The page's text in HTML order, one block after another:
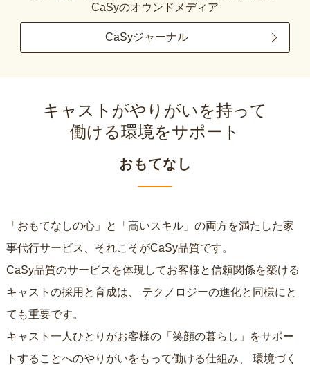
CaSyのオウンドメディア
CaSyジャーナル
キャストがやりがいを持って
働ける環境をサポート
おもてなし
「おもてなしの心」と「高いスキル」の両方を満たした家
事代行サービス、それこそがCaSy品質です。
CaSy品質のサービスを体現してお客様と信頼関係を築ける
キャストの採用と育成は、
ても重要です。
キャスト一人ひとりがお客様の「笑顔の暮らし」をサポー
トすることへのやりがいをもって働ける仕組み、